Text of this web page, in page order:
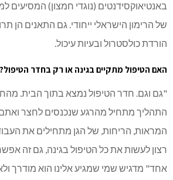
באנטיאוקסידנטים (נוגדי חמצון) המסיעים
של הרימון הישראלי ייחודי. גם התאנים הן
הורדת כולסטרול ובעיות עיכול.
האם הטיפול מתקיים בגינה או רק בחדר הטיפול?
"גם וגם. חדר הטיפול נמצא בתוך הבית.
התהליך מתחיל מהרגע שנכנסים לחצר
המראות, הריחות, של הגן מתחילים את
רצון לעשות את כל הטיפול בגינה, גם זה
אחד" מדגיש שמי שמגיע אלינו הוא מודרך